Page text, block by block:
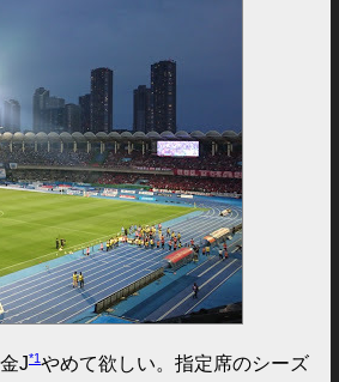
J*1やめて欲しい。指定席のシーズ